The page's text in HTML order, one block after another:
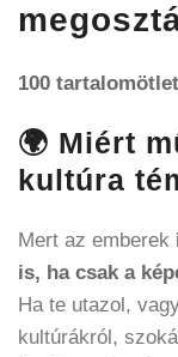
100
🌍 Miért
kultúra
Mert az emberek
is, ha csak a
Ha te utazol,
kultúrákról,